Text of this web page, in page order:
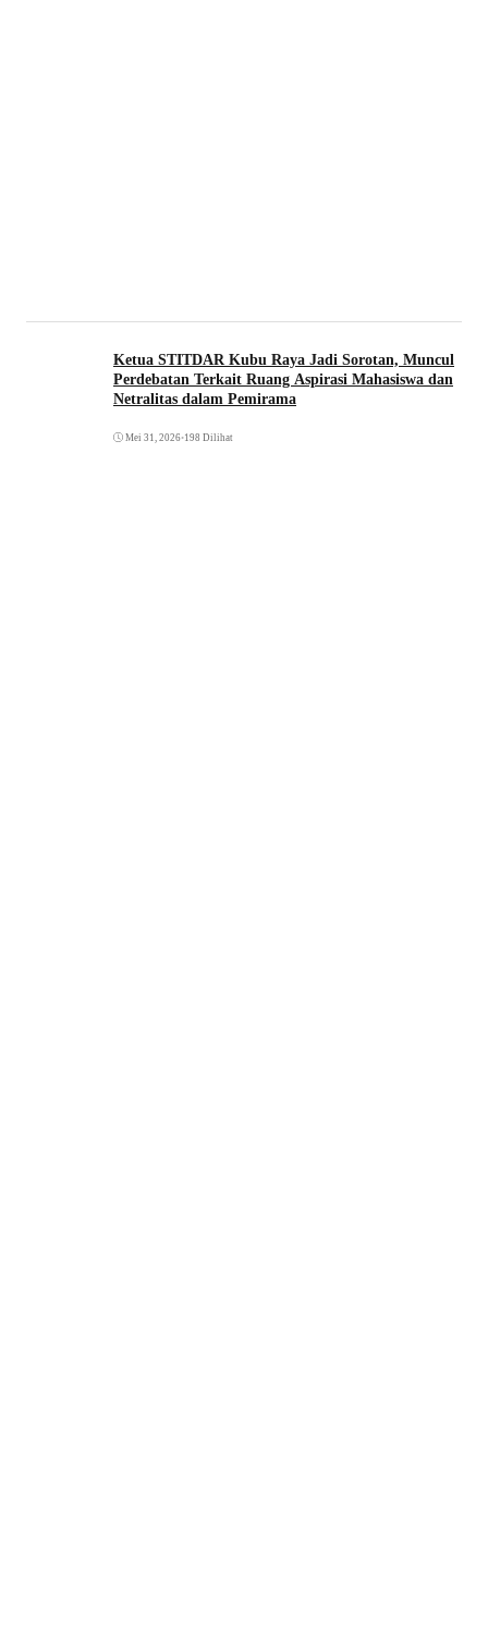
Ketua STITDAR Kubu Raya Jadi Sorotan, Muncul
Perdebatan Terkait Ruang Aspirasi Mahasiswa dan
Netralitas dalam Pemirama
Mei 31, 2026•198 Dilihat